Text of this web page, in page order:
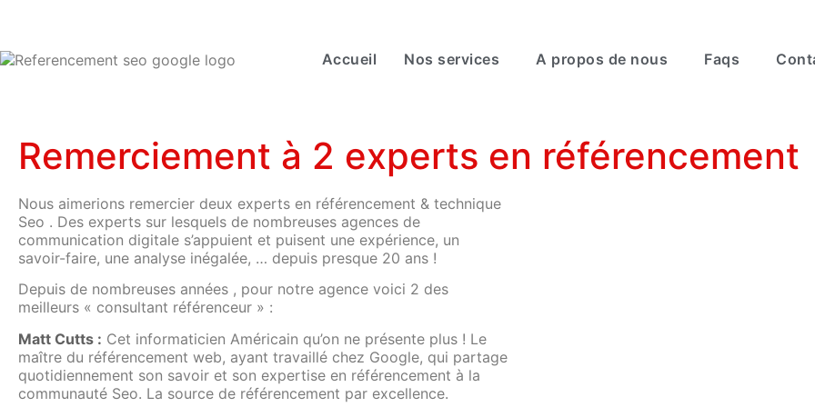
Accueil Nos services A propos de nous Faqs
Remerciement à 2 experts en référencement
Nous aimerions remercier deux experts en référencement & technique
Seo . Des experts sur lesquels de nombreuses agences de
communication digitale s’appuient et puisent une expérience, un
savoir-faire, une analyse inégalée, … depuis presque 20 ans !
Depuis de nombreuses années , pour notre agence voici 2 des
meilleurs « consultant référenceur » :
Matt Cutts : Cet informaticien Américain qu’on ne présente plus ! Le
maître du référencement web, ayant travaillé chez Google, qui partage
quotidiennement son savoir et son expertise en référencement à la
communauté Seo. La source de référencement par excellence.